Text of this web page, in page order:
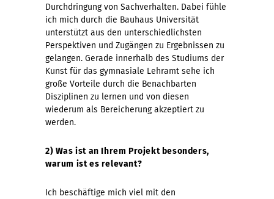
Durchdringung von Sachverhalten. Dabei fühle
ich mich durch die Bauhaus Universität
unterstützt aus den unterschiedlichsten
Perspektiven und Zugängen zu Ergebnissen zu
gelangen. Gerade innerhalb des Studiums der
Kunst für das gymnasiale Lehramt sehe ich
große Vorteile durch die Benachbarten
Disziplinen zu lernen und von diesen
wiederum als Bereicherung akzeptiert zu
werden.
2) Was ist an Ihrem Projekt besonders,
warum ist es relevant?
Ich beschäftige mich viel mit den